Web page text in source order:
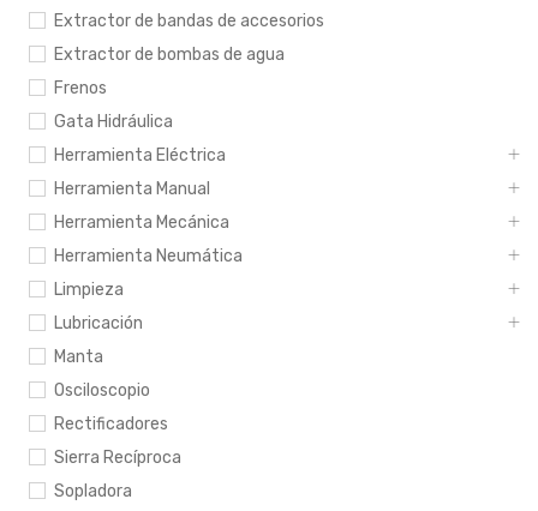
Extractor de bandas de accesorios
Extractor de bombas de agua
Frenos
Gata Hidráulica
Herramienta Eléctrica
Herramienta Manual
Herramienta Mecánica
Herramienta Neumática
Limpieza
Lubricación
Manta
Osciloscopio
Rectificadores
Sierra Recíproca
Sopladora